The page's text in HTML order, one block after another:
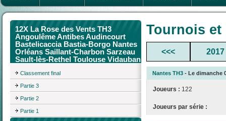
12X La Rose des Vents TH3
Angoulême Antibes Audincourt
Bastelicaccia Bastia-Borgo Nantes
Orléans Saillant-Charbon Sarzeau
Sault-lès-Rethel Toulouse Vidauban
Classement final
Partie 3
Partie 2
Partie 1
Tournois
<<< 2017
Nantes TH3 - Le dimanche
Joueurs : 122
Joueurs par série :